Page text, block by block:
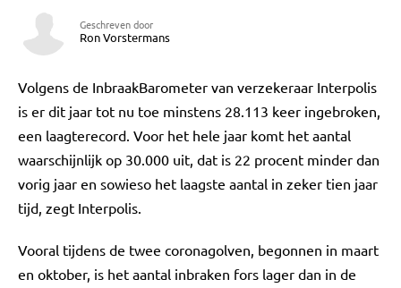
Geschreven door
Ron Vorstermans
Volgens de InbraakBarometer van verzekeraar Interpolis
is er dit jaar tot nu toe minstens 28.113 keer ingebroken,
een laagterecord. Voor het hele jaar komt het aantal
waarschijnlijk op 30.000 uit, dat is 22 procent minder dan
vorig jaar en sowieso het laagste aantal in zeker tien jaar
tijd, zegt Interpolis.
Vooral tijdens de twee coronagolven, begonnen in maart
en oktober, is het aantal inbraken fors lager dan in de